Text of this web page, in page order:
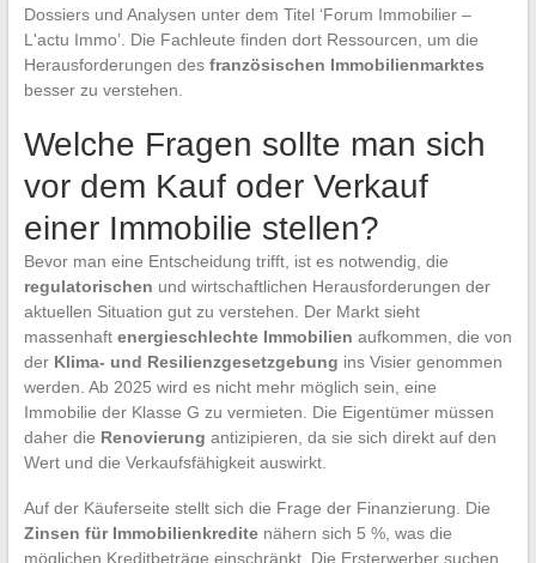
Dossiers und Analysen unter dem Titel ‘Forum Immobilier –
L'actu Immo’. Die Fachleute finden dort Ressourcen, um die
Herausforderungen des französischen Immobilienmarktes
besser zu verstehen.
Welche Fragen sollte man sich
vor dem Kauf oder Verkauf
einer Immobilie stellen?
Bevor man eine Entscheidung trifft, ist es notwendig, die
regulatorischen und wirtschaftlichen Herausforderungen der
aktuellen Situation gut zu verstehen. Der Markt sieht
massenhaft energieschlechte Immobilien aufkommen, die von
der Klima- und Resilienzgesetzgebung ins Visier genommen
werden. Ab 2025 wird es nicht mehr möglich sein, eine
Immobilie der Klasse G zu vermieten. Die Eigentümer müssen
daher die Renovierung antizipieren, da sie sich direkt auf den
Wert und die Verkaufsfähigkeit auswirkt.
Auf der Käuferseite stellt sich die Frage der Finanzierung. Die
Zinsen für Immobilienkreditenähern sich 5 %, was die
möglichen Kreditbeträge einschränkt. Die Ersterwerber suchen